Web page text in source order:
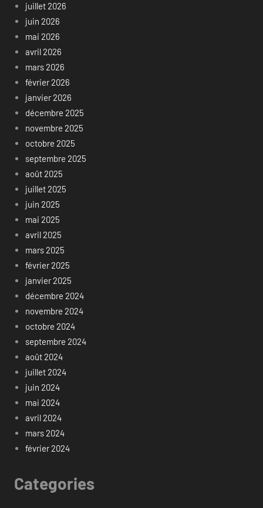
juillet 2026
juin 2026
mai 2026
avril 2026
mars 2026
février 2026
janvier 2026
décembre 2025
novembre 2025
octobre 2025
septembre 2025
août 2025
juillet 2025
juin 2025
mai 2025
avril 2025
mars 2025
février 2025
janvier 2025
décembre 2024
novembre 2024
octobre 2024
septembre 2024
août 2024
juillet 2024
juin 2024
mai 2024
avril 2024
mars 2024
février 2024
Categories